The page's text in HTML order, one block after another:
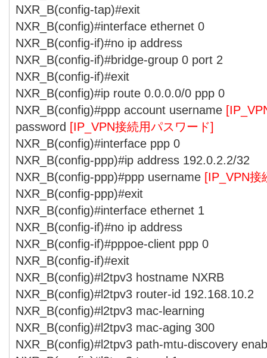
NXR_B(config-tap)#exit
NXR_B(config)#interface ethernet 0
NXR_B(config-if)#no ip address
NXR_B(config-if)#bridge-group 0 port 2
NXR_B(config-if)#exit
NXR_B(config)#ip route 0.0.0.0/0 ppp 0
NXR_B(config)#ppp account username
password [IP_VPN接続用パスワード]
NXR_B(config)#interface ppp 0
NXR_B(config-ppp)#ip address 192.0.2.2/32
NXR_B(config-ppp)#ppp username [IP_VPN接
NXR_B(config-ppp)#exit
NXR_B(config)#interface ethernet 1
NXR_B(config-if)#no ip address
NXR_B(config-if)#pppoe-client ppp 0
NXR_B(config-if)#exit
NXR_B(config)#l2tpv3 hostname NXRB
NXR_B(config)#l2tpv3 router-id 192.168.10.2
NXR_B(config)#l2tpv3 mac-learning
NXR_B(config)#l2tpv3 mac-aging 300
NXR_B(config)#l2tpv3 path-mtu-discovery